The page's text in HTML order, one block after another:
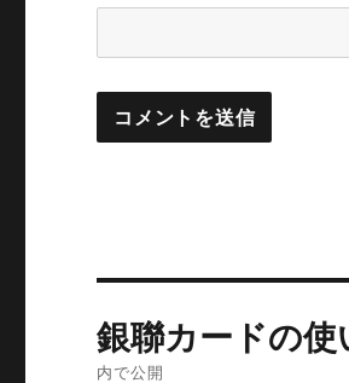
稿
銀聯カードの使
内で公開